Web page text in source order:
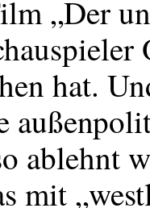
„Der
hat.
ablehnt
mit